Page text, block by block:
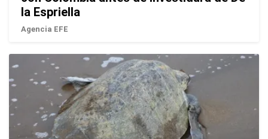
la Espriella
Agencia EFE